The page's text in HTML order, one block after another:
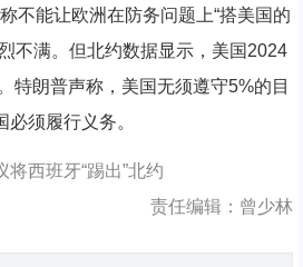
不能让欧洲在防务问题上“搭美国的
不满。但北约数据显示，美国2024
特朗普声称，美国无须遵守5%的目
须履行义务。
西班牙“踢出”北约
责任编辑：曾少林